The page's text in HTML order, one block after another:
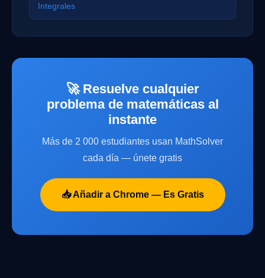
Integrales
🚀 Resuelve cualquier
problema de matemáticas al
instante
Más de 2 000 estudiantes usan MathSolver
cada día — únete gratis
📥 Añadir a Chrome — Es Gratis